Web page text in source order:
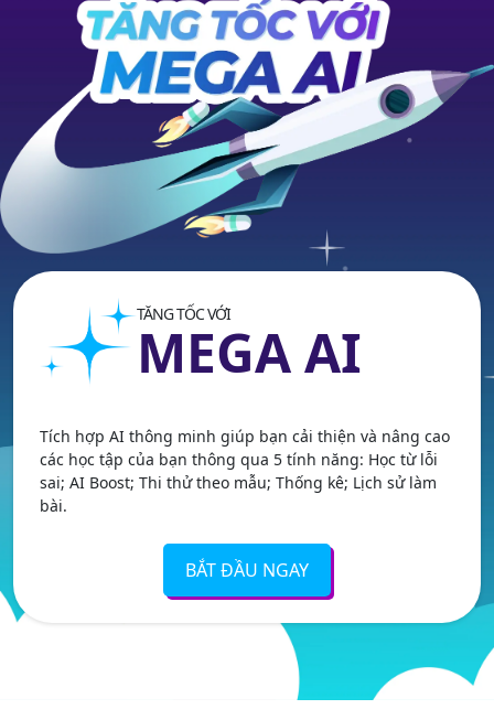
TĂNG TỐC VỚI
MEGA AI
Tích hợp AI thông minh giúp bạn cải thiện và nâng cao
các học tập của bạn thông qua 5 tính năng: Học từ lỗi
sai; AI Boost; Thi thử theo mẫu; Thống kê; Lịch sử làm
bài.
BẮT ĐẦU NGAY